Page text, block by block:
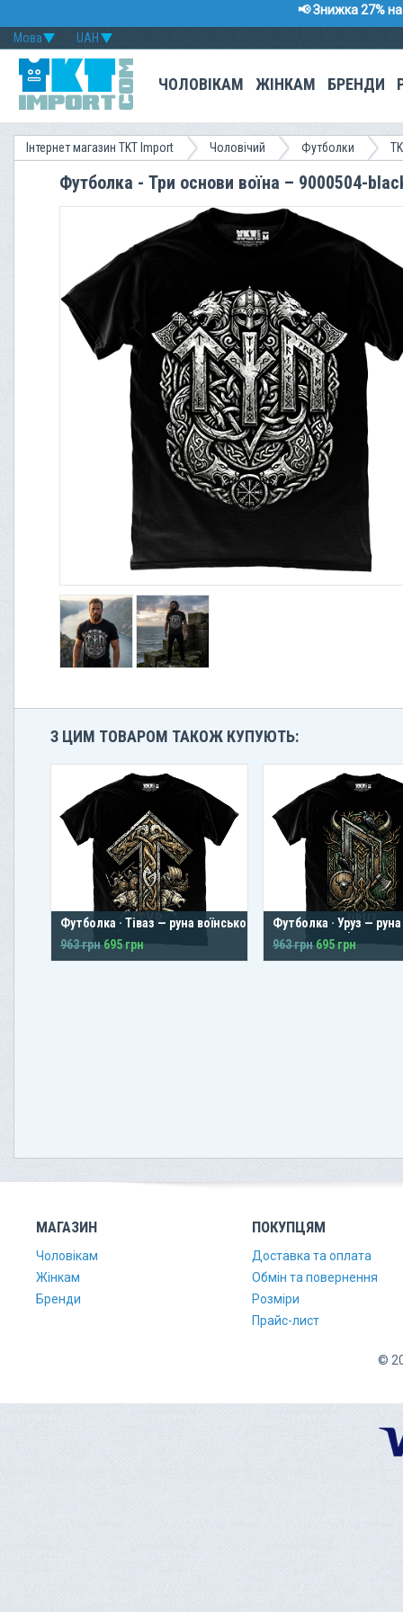
📢 Знижка 27%
UAH
Мова
ЧОЛОВІКАМ ЖІНКАМ БРЕНДИ
Інтернет магазин TKT Import Чоловічий Футболки
Футболка - Три основи воїна – 9000504-
З ЦИМ ТОВАРОМ ТАКОЖ КУПУЮТЬ:
Футболка · Тіваз — руна воїнського
шляху
963 грн 695 грн
Футболка · Уруз —
витривалості
963 грн 695 грн
МАГАЗИН
Чоловікам
Жінкам
Бренди
ПОКУПЦЯМ
Доставка та оплата
Обмін та повернення
Розміри
Прайс-лист
©